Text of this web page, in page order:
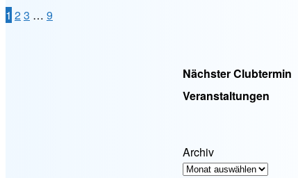
Seitennummerierung
1 23 … 9
Nächster Clubtermin
Veranstaltungen
Archiv